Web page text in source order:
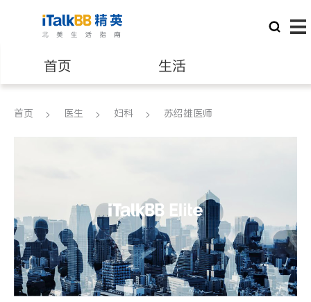
首页 生活
医生 律师
养老 非盈利组织
首页 医生 妇科 苏绍雄医师